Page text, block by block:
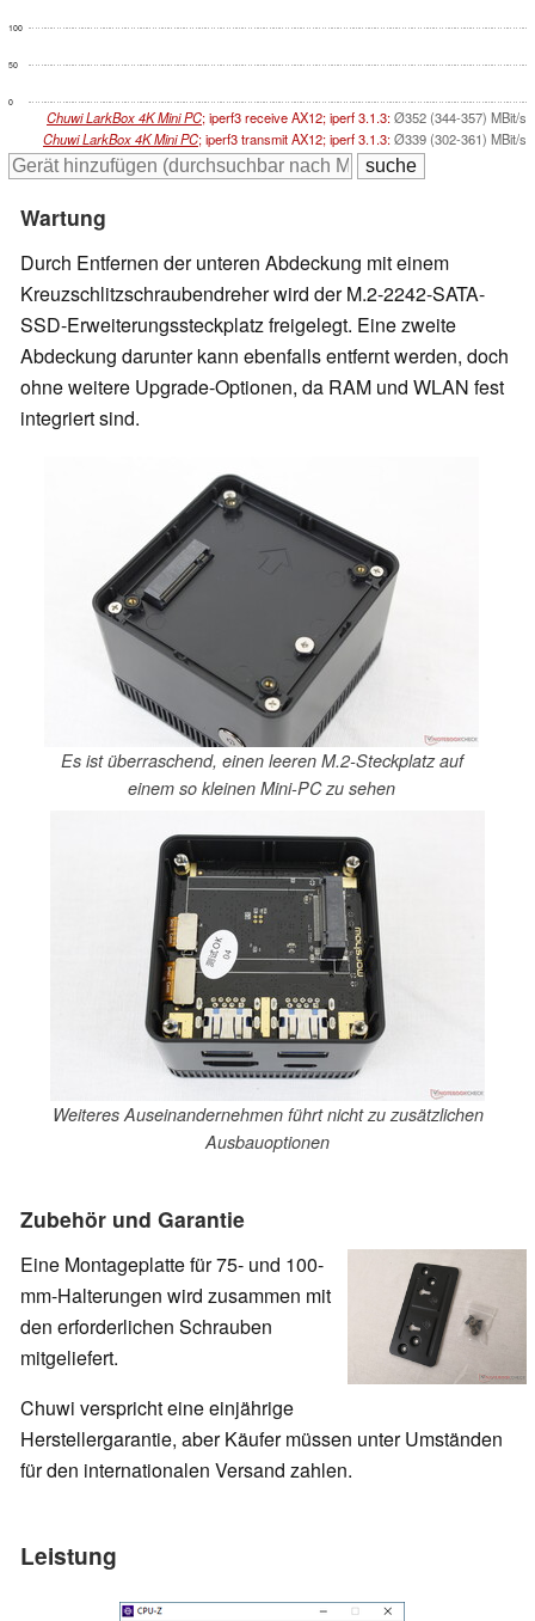
0
50
100
Chuwi LarkBox 4K Mini PC; iperf3 receive AX12; iperf 3.1.3:Ø352 (344-357) MBit/s
Chuwi LarkBox 4K Mini PC; iperf3 transmit AX12; iperf 3.1.3:Ø339 (302-361) MBit/s
Wartung
Durch Entfernen der unteren Abdeckung mit einem
Kreuzschlitzschraubendreher wird der M.2-2242-SATA-
SSD-Erweiterungssteckplatz freigelegt. Eine zweite
Abdeckung darunter kann ebenfalls entfernt werden, doch
ohne weitere Upgrade-Optionen, da RAM und WLAN fest
integriert sind.
Es ist überraschend, einen leeren M.2-Steckplatz auf
einem so kleinen Mini-PC zu sehen
Weiteres Auseinandernehmen führt nicht zu zusätzlichen
Ausbauoptionen
Zubehör und Garantie
Eine Montageplatte für 75- und 100-
mm-Halterungen wird zusammen mit
den erforderlichen Schrauben
mitgeliefert.
Chuwi verspricht eine einjährige
Herstellergarantie, aber Käufer müssen unter Umständen
für den internationalen Versand zahlen.
Leistung